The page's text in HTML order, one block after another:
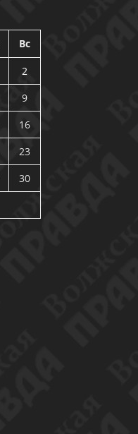
Вс
2
9
16
23
30